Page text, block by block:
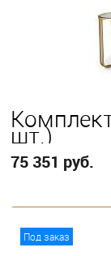
шт.)
75 351 руб.
Под заказ